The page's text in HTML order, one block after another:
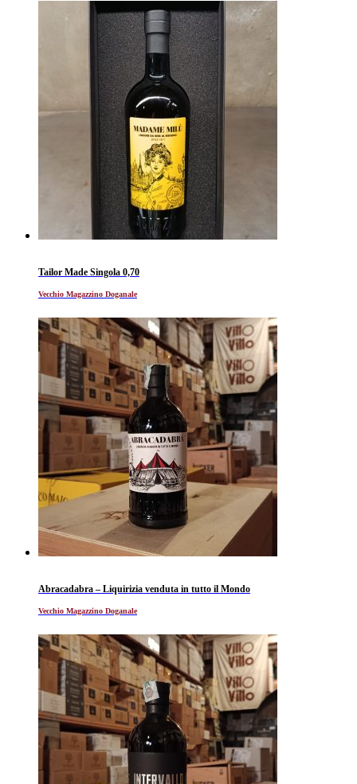
Tailor Made Singola 0,70
Vecchio Magazzino Doganale
Abracadabra – Liquirizia venduta in tutto il Mondo
Vecchio Magazzino Doganale